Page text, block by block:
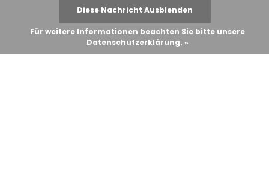
Diese Nachricht Ausblenden
Für weitere Informationen beachten Sie bitte unsere
Datenschutzerklärung. »